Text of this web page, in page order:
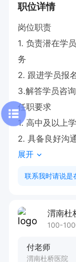
职位详情
岗位职责
1. 负责潜在学
务
2. 跟进学员报
3.解答学员咨
任职要求
1. 高中及以上
2. 具备良好沟
3. 熟练使用基
展开
联系我时请说是
渭南杜
100-
付老师
渭南杜桥医院